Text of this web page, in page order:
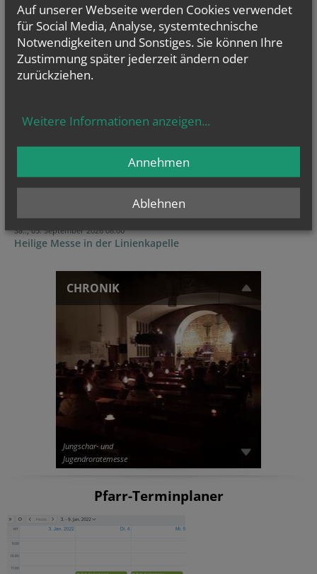
GOTTESDIENSTE
TERMINE
Maria Himmelfahrt, 8:00 Hl. Messe, 9:15...
So.., 30. August 2026 09:30
Geburtstagsmesse für alle im August Geborenen
Sa.., 05. September 2026 08:00
Heilige Messe in der Linienkapelle
CHRONIK
Jungschar- und
Jugendroratemesse
Pfarr-Terminplaner
Auf unserer Webseite werden Cookies verwendet
für Social Media, Analyse, systemtechnische
Notwendigkeiten und Sonstiges. Sie können Ihre
Zustimmung später jederzeit ändern oder
zurückziehen.
Weitere Informationen anzeigen...
Ablehnen
Annehmen